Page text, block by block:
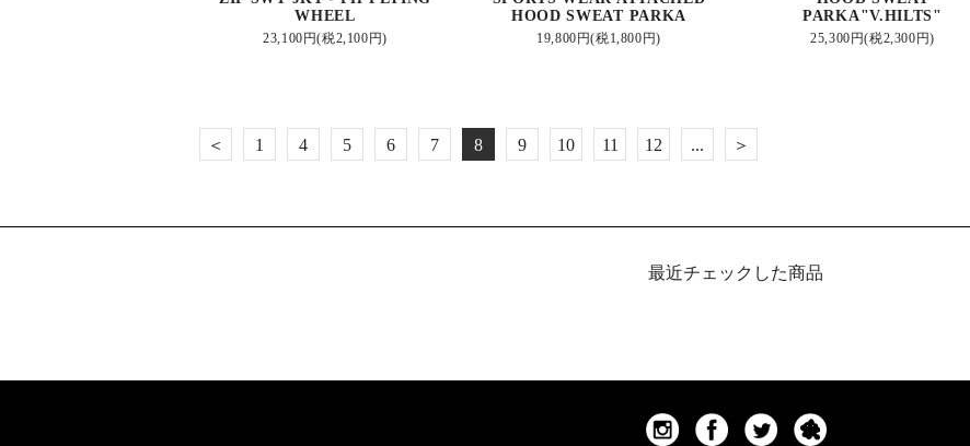
WHEEL
23,100円(税2,100円)
HOOD SWEAT PARKA
19,800円(税1,800円)
PARKA"V.HILTS"
25,300円(税2,300円)
＜
1
4 5 6 7 8 9 10 11 12
...
＞
最近チェックした商品